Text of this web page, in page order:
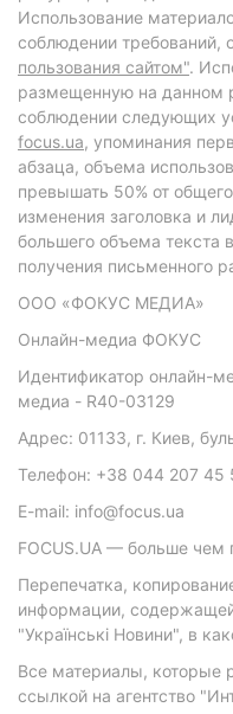
Использование
соблюдении требований,
пользования сайтом".
размещенную на данном
соблюдении следующих
focus.ua, упоминания
абзаца, объема
превышать 50% от
изменения заголовка и
большего объема текста
получения письменного
ООО «ФОКУС МЕДИА»
Онлайн-медиа ФОКУС
Идентификатор онлайн-
медиа - R40-03129
Адрес: 01133, г. Киев,
Телефон: +38 044 207 45
E-mail: info@focus.ua
FOCUS.UA — больше чем
Перепечатка,
информации,
"Українські Новини", в
Все материалы, которые
ссылкой на агентство